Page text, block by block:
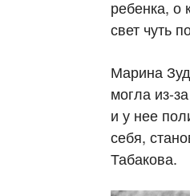
ребенка, о
свет чуть
Марина
могла из-
и у нее
себя,
Табакова.